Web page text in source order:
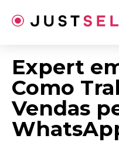
para
Expert
Como
Vendas